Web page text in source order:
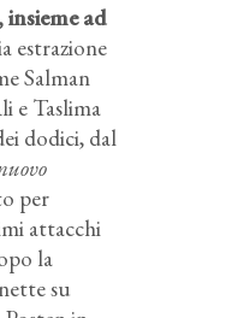
ad
estrazione
Salman
e Taslima
dodici, dal
per
attacchi
la
su